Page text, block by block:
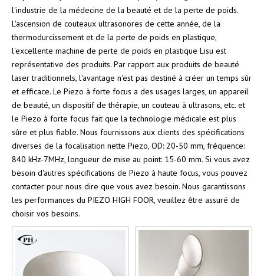
l'industrie de la médecine de la beauté et de la perte de poids.
L'ascension de couteaux ultrasonores de cette année, de la
thermodurcissement et de la perte de poids en plastique,
l'excellente machine de perte de poids en plastique Lisu est
représentative des produits. Par rapport aux produits de beauté
laser traditionnels, l'avantage n'est pas destiné à créer un temps sûr
et efficace. Le Piezo à forte focus a des usages larges, un appareil
de beauté, un dispositif de thérapie, un couteau à ultrasons, etc. et
le Piezo à forte focus fait que la technologie médicale est plus
sûre et plus fiable. Nous fournissons aux clients des spécifications
diverses de la focalisation nette Piezo, OD: 20-50 mm, fréquence:
840 kHz-7MHz, longueur de mise au point: 15-60 mm. Si vous avez
besoin d'autres spécifications de Piezo à haute focus, vous pouvez
contacter pour nous dire que vous avez besoin. Nous garantissons
les performances du PIEZO HIGH FOOR, veuillez être assuré de
choisir vos besoins.